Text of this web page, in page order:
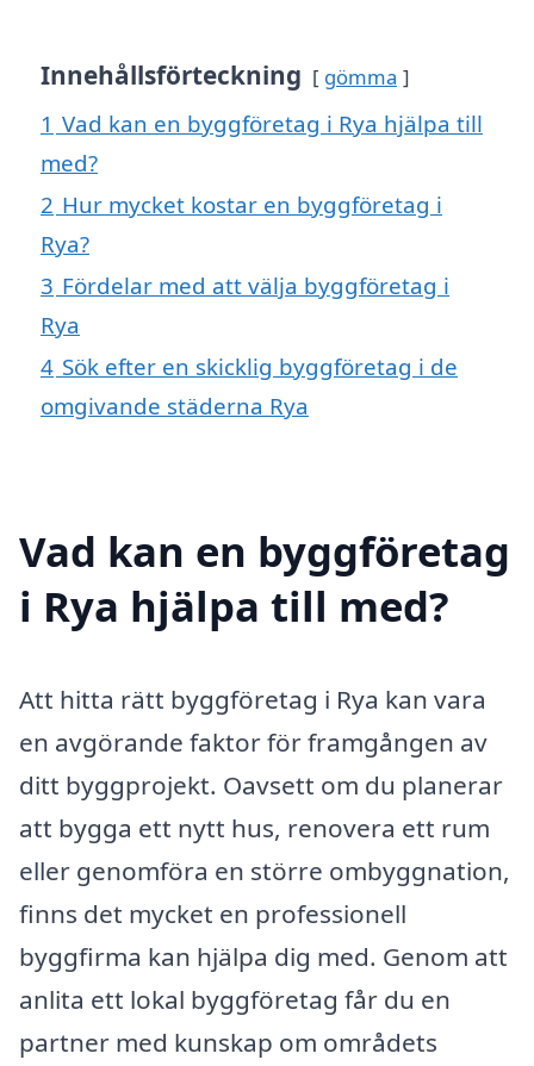
Innehållsförteckning gömma
1 Vad kan en byggföretag i Rya hjälpa till
med?
2 Hur mycket kostar en byggföretag i
Rya?
3 Fördelar med att välja byggföretag i
Rya
4 Sök efter en skicklig byggföretag i de
omgivande städerna Rya
Vad kan en byggföretag
i Rya hjälpa till med?
Att hitta rätt byggföretag i Rya kan vara
en avgörande faktor för framgången av
ditt byggprojekt. Oavsett om du planerar
att bygga ett nytt hus, renovera ett rum
eller genomföra en större ombyggnation,
finns det mycket en professionell
byggfirma kan hjälpa dig med. Genom att
anlita ett lokal byggföretag får du en
partner med kunskap om områdets